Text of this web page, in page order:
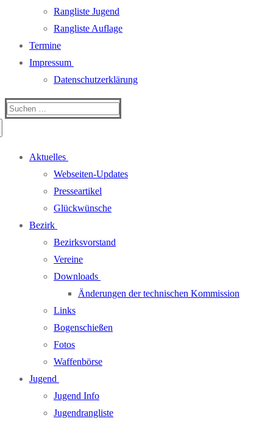
Rangliste Jugend
Rangliste Auflage
Termine
Impressum
Datenschutzerklärung
Suchen
Aktuelles
Webseiten-Updates
Presseartikel
Glückwünsche
Bezirk
Bezirksvorstand
Vereine
Downloads
Änderungen der technischen Kommission
Links
Bogenschießen
Fotos
Waffenbörse
Jugend
Jugend Info
Jugendrangliste